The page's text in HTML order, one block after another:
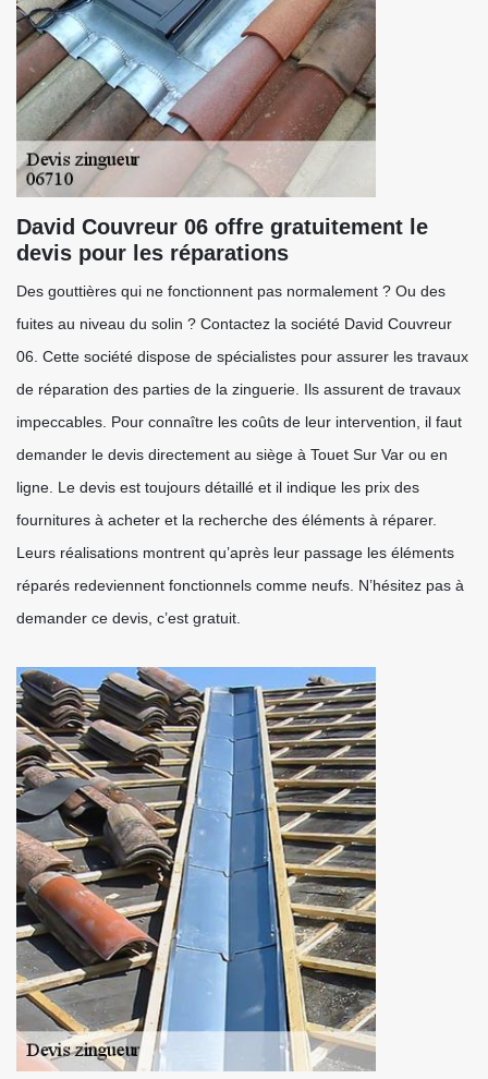
David Couvreur 06 offre gratuitement le
devis pour les réparations
Des gouttières qui ne fonctionnent pas normalement ? Ou des
fuites au niveau du solin ? Contactez la société David Couvreur
06. Cette société dispose de spécialistes pour assurer les travaux
de réparation des parties de la zinguerie. Ils assurent de travaux
impeccables. Pour connaître les coûts de leur intervention, il faut
demander le devis directement au siège à Touet Sur Var ou en
ligne. Le devis est toujours détaillé et il indique les prix des
fournitures à acheter et la recherche des éléments à réparer.
Leurs réalisations montrent qu’après leur passage les éléments
réparés redeviennent fonctionnels comme neufs. N’hésitez pas à
demander ce devis, c’est gratuit.